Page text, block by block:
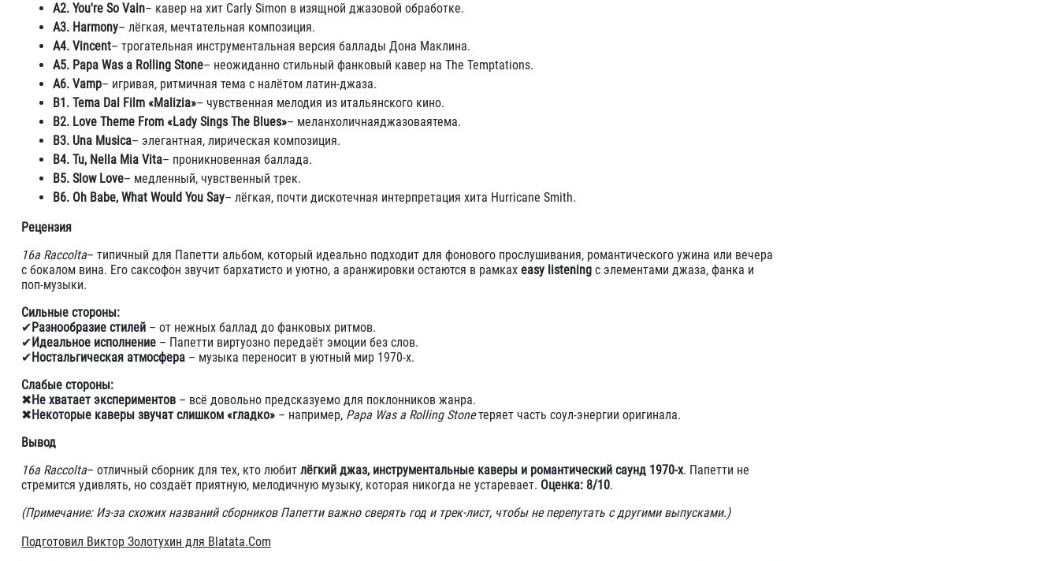
A2. You're So Vain– кавер на хит Carly Simon в изящной джазовой обработке.
A3. Harmony– лёгкая, мечтательная композиция.
A4. Vincent– трогательная инструментальная версия баллады Дона Маклина.
A5. Papa Was a Rolling Stone– неожиданно стильный фанковый кавер на The Temptations.
A6. Vamp– игривая, ритмичная тема с налётом латин-джаза.
B1. Tema Dal Film «Malizia»– чувственная мелодия из итальянского кино.
B2. Love Theme From «Lady Sings The Blues»– меланхоличнаяджазоваятема.
B3. Una Musica– элегантная, лирическая композиция.
B4. Tu, Nella Mia Vita– проникновенная баллада.
B5. Slow Love– медленный, чувственный трек.
B6. Oh Babe, What Would You Say– лёгкая, почти дискотечная интерпретация хита Hurricane Smith.
Рецензия
16a Raccolta– типичный для Папетти альбом, который идеально подходит для фонового прослушивания, романтического ужина или вечера
с бокалом вина. Его саксофон звучит бархатисто и уютно, а аранжировки остаются в рамках easy listening с элементами джаза, фанка и
поп-музыки.
Сильные стороны:
✔Разнообразие стилей – от нежных баллад до фанковых ритмов.
✔Идеальное исполнение – Папетти виртуозно передаёт эмоции без слов.
✔Ностальгическая атмосфера – музыка переносит в уютный мир 1970-х.
Слабые стороны:
✖Не хватает экспериментов – всё довольно предсказуемо для поклонников жанра.
✖Некоторые каверы звучат слишком «гладко» – например, Papa Was a Rolling Stoneтеряет часть соул-энергии оригинала.
Вывод
16a Raccolta– отличный сборник для тех, кто любит лёгкий джаз, инструментальные каверы и романтический саунд 1970-х. Папетти не
стремится удивлять, но создаёт приятную, мелодичную музыку, которая никогда не устаревает. Оценка: 8/10.
(Примечание: Из-за схожих названий сборников Папетти важно сверять год и трек-лист, чтобы не перепутать с другими выпусками.)
Подготовил Виктор Золотухин для Blatata.Com